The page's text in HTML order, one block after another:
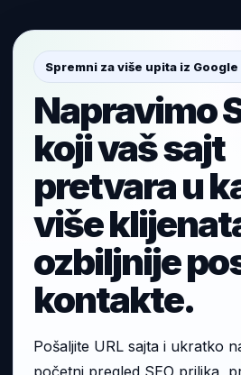
Spremni za više upita iz
Napravimo
koji vaš sajt
pretvara u
više
ozbiljnije
kontakte.
Pošaljite URL sajta i ukratko